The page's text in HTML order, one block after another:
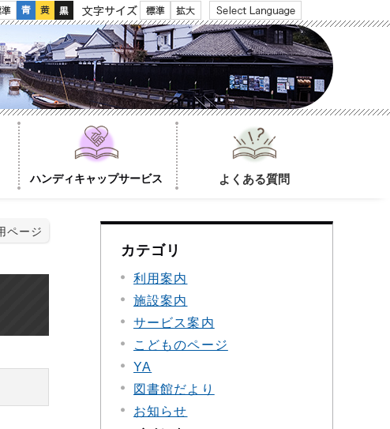
合い 文字サイズ
ハンディキャップサービス よくある質問
ページ
カテゴリ
利用案内
施設案内
サービス案内
こどものページ
YA
図書館だより
お知らせ